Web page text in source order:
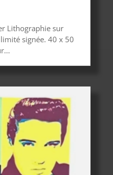
Lithographie sur
signée. 40 x 50